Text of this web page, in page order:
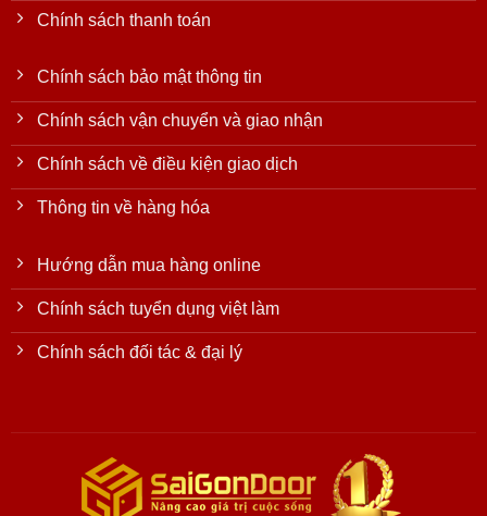
Chính sách thanh toán
Chính sách bảo mật thông tin
Chính sách vận chuyển và giao nhận
Chính sách về điều kiện giao dịch
Thông tin về hàng hóa
Hướng dẫn mua hàng online
Chính sách tuyển dụng việt làm
Chính sách đối tác & đại lý